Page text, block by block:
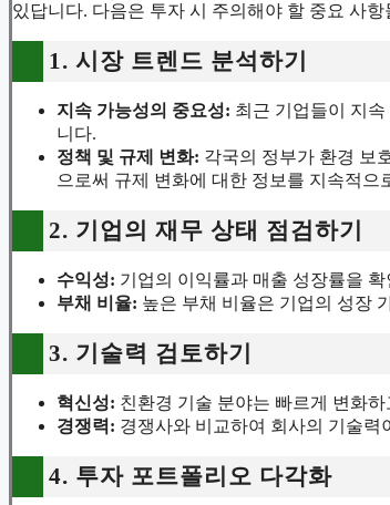
성공적인 투자 사례
살펴봐야 할 몇 가지 성공적인 친환경 기술주:
테슬라 (Tesla): 전기차 및 에너지 저장 솔
넥스트에라 에너지를 통한 태양광 발전: 이
이처럼, 친환경 기술주 투자에서의 성공 사례들
투자 시 고려해야 할 요소들
친환경 기술주에 투자할 때는 여러 가지 요소를
1. 시장 트렌드 분석하기
지속 가능성의 중요성:최근 기업들이 지속